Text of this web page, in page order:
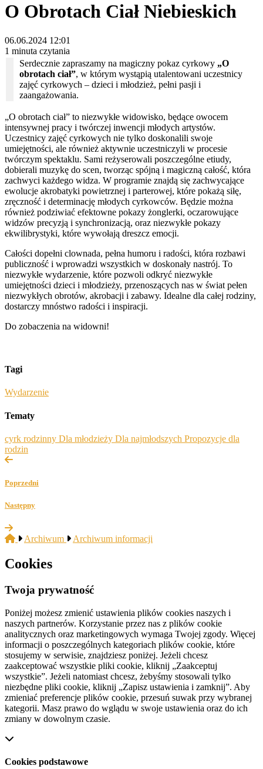
O Obrotach Ciał Niebieskich
06.06.2024 12:01
1 minuta czytania
Serdecznie zapraszamy na magiczny pokaz cyrkowy „O
obrotach ciał”, w którym wystąpią utalentowani uczestnicy
zajęć cyrkowych – dzieci i młodzież, pełni pasji i
zaangażowania.
„O obrotach ciał” to niezwykłe widowisko, będące owocem
intensywnej pracy i twórczej inwencji młodych artystów.
Uczestnicy zajęć cyrkowych nie tylko doskonalili swoje
umiejętności, ale również aktywnie uczestniczyli w procesie
twórczym spektaklu. Sami reżyserowali poszczególne etiudy,
dobierali muzykę do scen, tworząc spójną i magiczną całość, która
zachwyci każdego widza. W programie znajdą się zachwycające
ewolucje akrobatyki powietrznej i parterowej, które pokażą siłę,
zręczność i determinację młodych cyrkowców. Będzie można
również podziwiać efektowne pokazy żonglerki, oczarowujące
widzów precyzją i synchronizacją, oraz niezwykłe pokazy
ekwilibrystyki, które wywołają dreszcz emocji.
Całości dopełni clownada, pełna humoru i radości, która rozbawi
publiczność i wprowadzi wszystkich w doskonały nastrój. To
niezwykłe wydarzenie, które pozwoli odkryć niezwykłe
umiejętności dzieci i młodzieży, przenoszących nas w świat pełen
niezwykłych obrotów, akrobacji i zabawy. Idealne dla całej rodziny,
dostarczy mnóstwo radości i inspiracji.
Do zobaczenia na widowni!
Tagi
Wydarzenie
Tematy
cyrk rodzinny Dla młodzieży Dla najmłodszych Propozycje dla
rodzin
Poprzedni
Następny
Archiwum Archiwum informacji
Cookies
Twoja prywatność
Poniżej możesz zmienić ustawienia plików cookies naszych i
naszych partnerów. Korzystanie przez nas z plików cookie
analitycznych oraz marketingowych wymaga Twojej zgody. Więcej
informacji o poszczególnych kategoriach plików cookie, które
stosujemy w serwisie, znajdziesz poniżej. Jeżeli chcesz
zaakceptować wszystkie pliki cookie, kliknij „Zaakceptuj
wszystkie”. Jeżeli natomiast chcesz, żebyśmy stosowali tylko
niezbędne pliki cookie, kliknij „Zapisz ustawienia i zamknij”. Aby
zmieniać preferencje plików cookie, przesuń suwak przy wybranej
kategorii. Masz prawo do wglądu w swoje ustawienia oraz do ich
zmiany w dowolnym czasie.
Cookies podstawowe